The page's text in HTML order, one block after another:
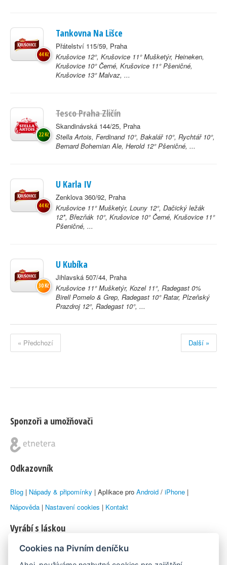
Tankovna Na Lišce
Přátelství 115/59, Praha
Krušovice 12°, Krušovice 11° Mušketýr, Heineken,
Krušovice 10° Černé, Krušovice 11° Pšeničné,
Krušovice 13° Malvaz, ...
44 Kč
Tesco Praha Zličín
Skandinávská 144/25, Praha
Stella Artois, Ferdinand 10°, Bakalář 10°, Rychtář 10°,
Bernard Bohemian Ale, Herold 12° Pšeničné, ...
22 Kč
U Karla IV
Zenklova 360/92, Praha
Krušovice 11° Mušketýr, Louny 12°, Dačický ležák
12*, Březňák 10°, Krušovice 10° Černé, Krušovice 11°
Pšeničné, ...
44 Kč
U Kubíka
Jihlavská 507/44, Praha
Krušovice 11° Mušketýr, Kozel 11°, Radegast 0%
Birell Pomelo & Grep, Radegast 10° Ratar, Plzeňský
Prazdroj 12°, Radegast 10°, ...
30 Kč
« Předchozí Další »
Sponzoři a umožňovači
Odkazovník
Blog | Nápady & připomínky | Aplikace pro Android / iPhone |
Nápověda | Nastavení cookies | Kontakt
Vyrábí s láskou
© 2010–2026 byLukáš Zemanaka Emka
Cookies na Pivním deníčku